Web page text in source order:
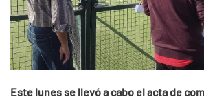
Este lunes se llevó a cabo el acta de